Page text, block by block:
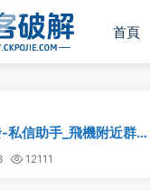
首頁
私信助手_飛機附近群
私信,telegram附近群發
12111